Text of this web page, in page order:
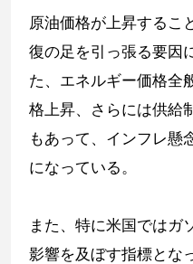
原油価格が上昇するこ
復の足を引っ張る要因
た、エネルギー価格全
格上昇、さらには供給
もあって、インフレ懸
になっている。
また、特に米国ではガ
影響を及ぼす指標とな